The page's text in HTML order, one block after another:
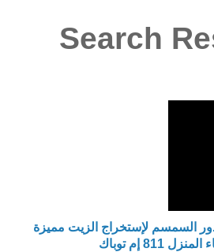
Search
السمسم لإستخراج الزيت مميزة
إم توباك